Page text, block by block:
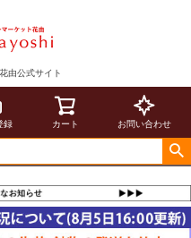
由公式サイト
録 カート お問い合わせ